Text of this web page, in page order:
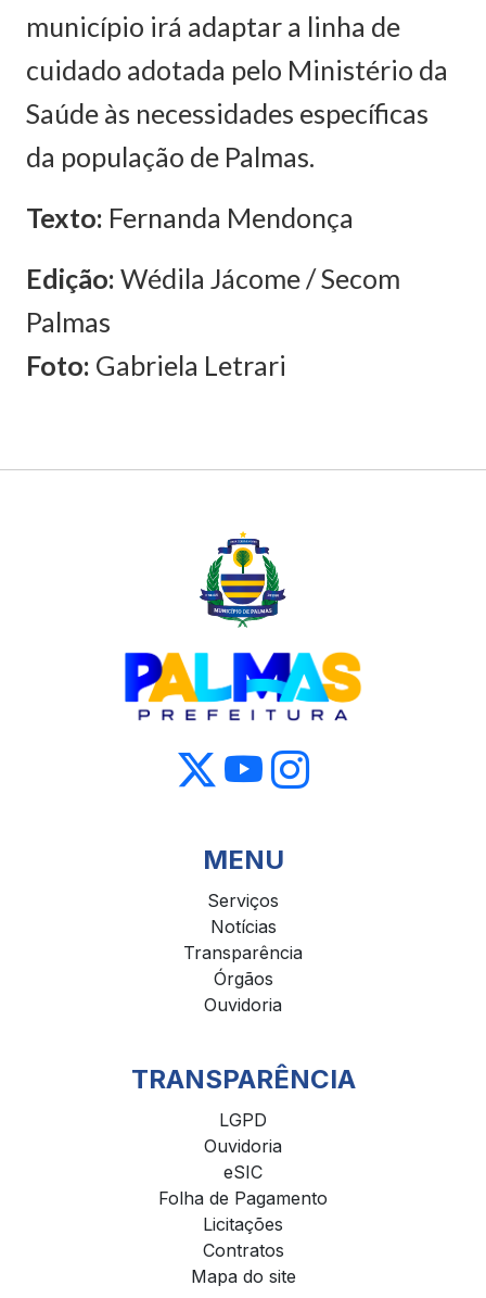
município irá adaptar a linha de
cuidado adotada pelo Ministério da
Saúde às necessidades específicas
da população de Palmas.
Texto: Fernanda Mendonça
Edição: Wédila Jácome / Secom
Palmas
Foto: Gabriela Letrari
MENU
Serviços
Notícias
Transparência
Órgãos
Ouvidoria
TRANSPARÊNCIA
LGPD
Ouvidoria
eSIC
Folha de Pagamento
Licitações
Contratos
Mapa do site